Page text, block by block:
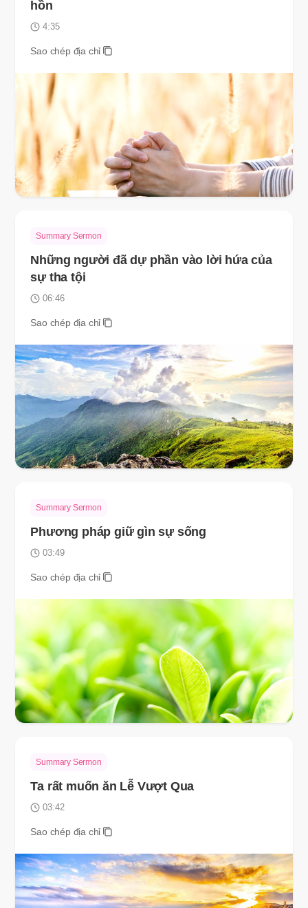
hồn
4:35
Sao chép địa chỉ
Summary Sermon
Những người đã dự phần vào lời hứa của
sự tha tội
06:46
Sao chép địa chỉ
Summary Sermon
Phương pháp giữ gìn sự sống
03:49
Sao chép địa chỉ
Summary Sermon
Ta rất muốn ăn Lễ Vượt Qua
03:42
Sao chép địa chỉ